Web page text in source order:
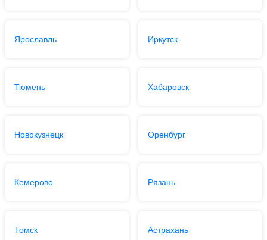
Ярославль Иркутск
Тюмень Хабаровск
Новокузнецк Оренбург
Кемерово Рязань
Томск Астрахань